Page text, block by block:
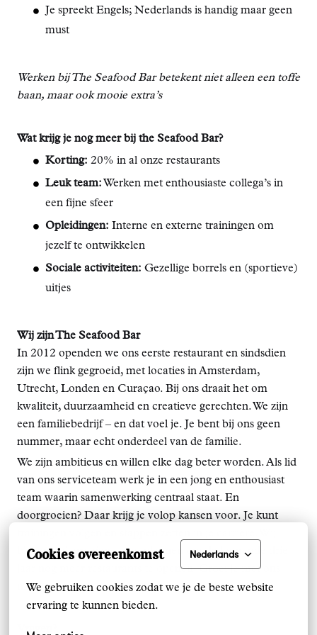
Cookies overeenkomst Nederlands
We gebruiken cookies zodat we je de beste website
ervaring te kunnen bieden.
Je spreekt Engels; Nederlands is handig maar geen
must
Werken bij The Seafood Bar betekent niet alleen een toffe
baan, maar ook mooie extra’s
Wat krijg je nog meer bij the Seafood Bar?
Korting: 20% in al onze restaurants
Leuk team: Werken met enthousiaste collega’s in
een fijne sfeer
Opleidingen: Interne en externe trainingen om
jezelf te ontwikkelen
Sociale activiteiten: Gezellige borrels en (sportieve)
uitjes
Wij zijn The Seafood Bar
In 2012 openden we ons eerste restaurant en sindsdien
zijn we flink gegroeid, met locaties in Amsterdam,
Utrecht, Londen en Curaçao. Bij ons draait het om
kwaliteit, duurzaamheid en creatieve gerechten. We zijn
een familiebedrijf – en dat voel je. Je bent bij ons geen
nummer, maar echt onderdeel van de familie.
We zijn ambitieus en willen elke dag beter worden. Als lid
van ons serviceteam werk je in een jong en enthousiast
team waarin samenwerking centraal staat. En
doorgroeien? Daar krijg je volop kansen voor. Je kunt
blijven ook groeien – met plannen om de komende drie
jaar nog meer restaurants te openen. Groei je met ons
mee?
Vragen?